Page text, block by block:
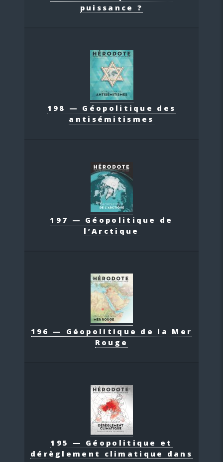
puissance ?
198 — Géopolitique des
antisémitismes
197 — Géopolitique de
l’Arctique
196 — Géopolitique de la Mer
Rouge
195 — Géopolitique et
dérèglement climatique dans